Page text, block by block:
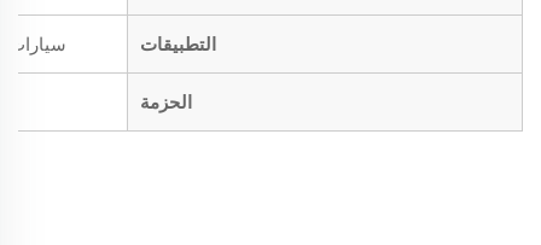
التطبيقات سيارات،
الحزمة